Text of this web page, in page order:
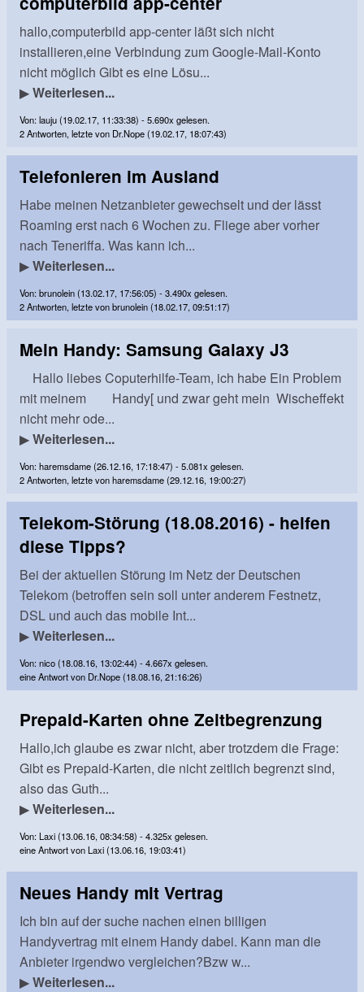
hallo,computerbild app-center läßt sich nicht
installieren,eine Verbindung zum Google-Mail-Konto
nicht möglich Gibt es eine Lösu...
▶Weiterlesen...
Von: lauju (19.02.17, 11:33:38) - 5.690x gelesen.
2 Antworten, letzte von Dr.Nope (19.02.17, 18:07:43)
Telefonieren im Ausland
Habe meinen Netzanbieter gewechselt und der lässt
Roaming erst nach 6 Wochen zu. Fliege aber vorher
nach Teneriffa. Was kann ich...
▶Weiterlesen...
Von: brunolein (13.02.17, 17:56:05) - 3.490x gelesen.
2 Antworten, letzte von brunolein (18.02.17, 09:51:17)
Mein Handy: Samsung Galaxy J3
Hallo liebes Coputerhilfe-Team, ich habe Ein Problem
mit meinem Handy[ und zwar geht mein Wischeffekt
nicht mehr ode...
▶Weiterlesen...
Von: haremsdame (26.12.16, 17:18:47) - 5.081x gelesen.
2 Antworten, letzte von haremsdame (29.12.16, 19:00:27)
Telekom-Störung (18.08.2016) - helfen
diese Tipps?
Bei der aktuellen Störung im Netz der Deutschen
Telekom (betroffen sein soll unter anderem Festnetz,
DSL und auch das mobile Int...
▶Weiterlesen...
Von: nico (18.08.16, 13:02:44) - 4.667x gelesen.
eine Antwort von Dr.Nope (18.08.16, 21:16:26)
Prepaid-Karten ohne Zeitbegrenzung
Hallo,ich glaube es zwar nicht, aber trotzdem die Frage:
Gibt es Prepaid-Karten, die nicht zeitlich begrenzt sind,
also das Guth...
▶Weiterlesen...
Von: Laxi (13.06.16, 08:34:58) - 4.325x gelesen.
eine Antwort von Laxi (13.06.16, 19:03:41)
Neues Handy mit Vertrag
Ich bin auf der suche nachen einen billigen
Handyvertrag mit einem Handy dabei. Kann man die
Anbieter irgendwo vergleichen?Bzw w...
▶Weiterlesen...